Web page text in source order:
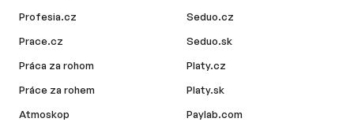
Profesia.cz
Prace.cz
Práca za rohom
Práce za rohem
Atmoskop
Seduo.cz
Seduo.sk
Platy.cz
Platy.sk
Paylab.com